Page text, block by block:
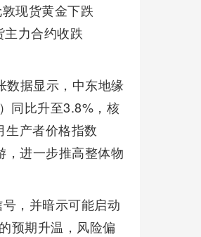
现货黄金下跌
力合约收跌
数据显示，中东地缘
同比升至3.8%，核
生产者价格指数
，进一步推高整体物
，并暗示可能启动
预期升温，风险偏